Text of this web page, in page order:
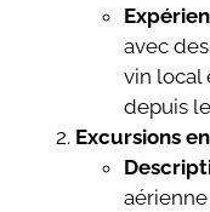
avec
vin local
depuis
Excursions